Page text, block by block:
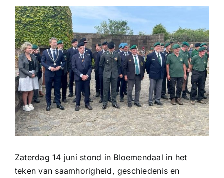
Bekijk
grotere
afbeelding
Zaterdag 14 juni stond in Bloemendaal in het
teken van saamhorigheid, geschiedenis en